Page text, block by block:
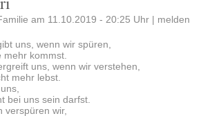
am 11.10.2019 - 20:25 Uhr | melden
uns, wenn wir spüren,
mehr kommst.
uns, wenn wir verstehen,
mehr lebst.
bei uns sein darfst.
verspüren wir,